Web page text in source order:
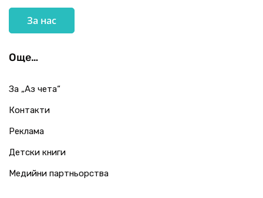
За нас
Още…
За „Аз чета“
Контакти
Реклама
Детски книги
Медийни партньорства